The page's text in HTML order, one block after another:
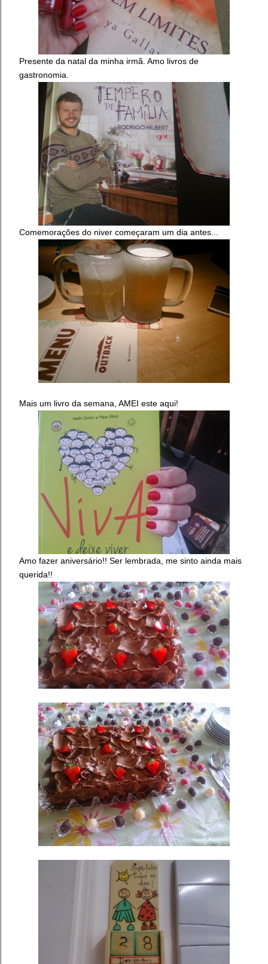
Presente da natal da minha irmã. Amo livros de
gastronomia.
Comemorações do niver começaram um dia antes...
Mais um livro da semana, AMEI este aqui!
Amo fazer aniversário!! Ser lembrada, me sinto ainda mais
querida!!